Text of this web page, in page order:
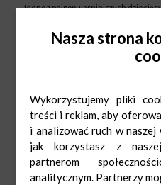
‚Jedno z najpopularniejszych
zabawy dla najmłodszych, ale
wartości takich jak odwaga,
Żelazny, dyrektor Centrum
Nasza strona
Wykorzystujemy pliki
treści i reklam, aby
i analizować ruch w
jak korzystasz z
partnerom
analitycznym. Partnerzy